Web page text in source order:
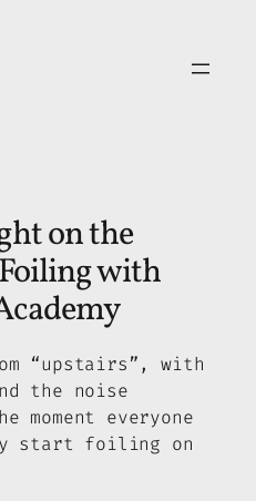
on the
with
“upstairs”, with
the noise
moment everyone
start foiling on